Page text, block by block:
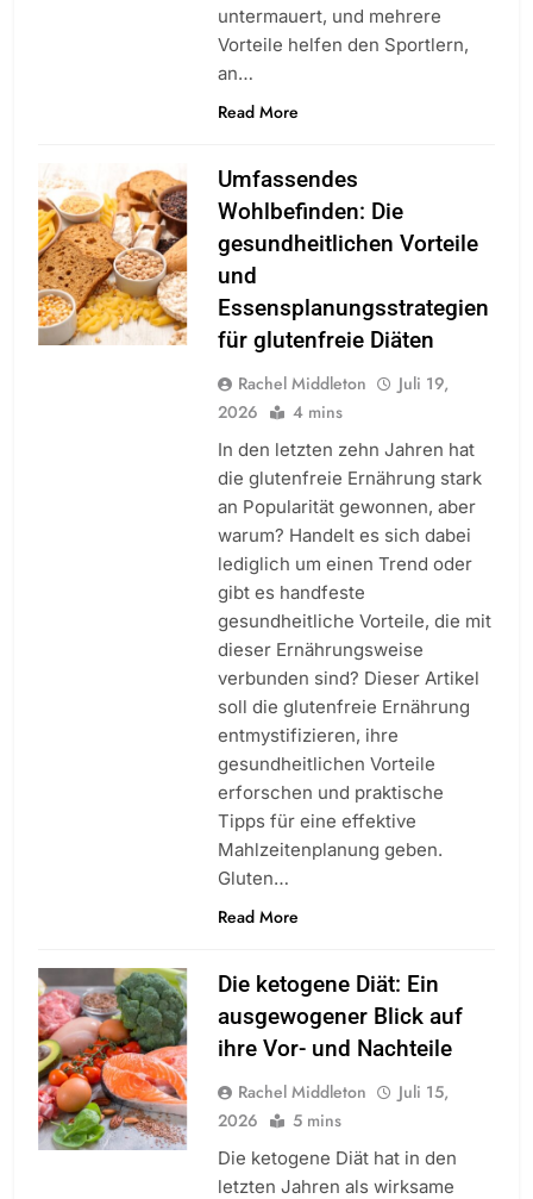
untermauert, und mehrere
Vorteile helfen den Sportlern,
an…
Read More
Umfassendes
Wohlbefinden: Die
gesundheitlichen Vorteile
und
Essensplanungsstrategien
für glutenfreie Diäten
Rachel Middleton
Juli 19,
2026
4 mins
In den letzten zehn Jahren hat
die glutenfreie Ernährung stark
an Popularität gewonnen, aber
warum? Handelt es sich dabei
lediglich um einen Trend oder
gibt es handfeste
gesundheitliche Vorteile, die mit
dieser Ernährungsweise
verbunden sind? Dieser Artikel
soll die glutenfreie Ernährung
entmystifizieren, ihre
gesundheitlichen Vorteile
erforschen und praktische
Tipps für eine effektive
Mahlzeitenplanung geben.
Gluten…
Read More
Die ketogene Diät: Ein
ausgewogener Blick auf
ihre Vor- und Nachteile
Rachel Middleton
Juli 15,
2026
5 mins
Die ketogene Diät hat in den
letzten Jahren als wirksame